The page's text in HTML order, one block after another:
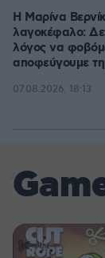
Η Μαρίνα
λαγοκέφαλο:
λόγος να
αποφεύγουμε
07.08.2026, 18:13